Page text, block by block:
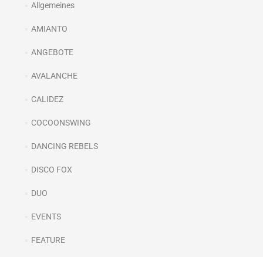
Allgemeines
AMIANTO
ANGEBOTE
AVALANCHE
CALIDEZ
COCOONSWING
DANCING REBELS
DISCO FOX
DUO
EVENTS
FEATURE